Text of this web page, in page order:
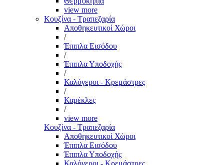
view more
Κουζίνα - Τραπεζαρία
Αποθηκευτικοί Χώροι
/
Έπιπλα Εισόδου
/
Έπιπλα Υποδοχής
/
Καλόγεροι - Κρεμάστρες
/
Καρέκλες
/
view more
Κουζίνα - Τραπεζαρία
Αποθηκευτικοί Χώροι
Έπιπλα Εισόδου
Έπιπλα Υποδοχής
Καλόγεροι - Κρεμάστρες